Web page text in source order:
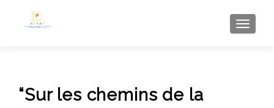
“Sur les chemins de la